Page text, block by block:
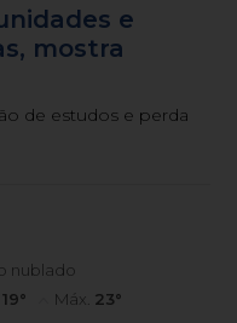
e
mostra
de estudos e perda
nublado
19° Máx. 23°